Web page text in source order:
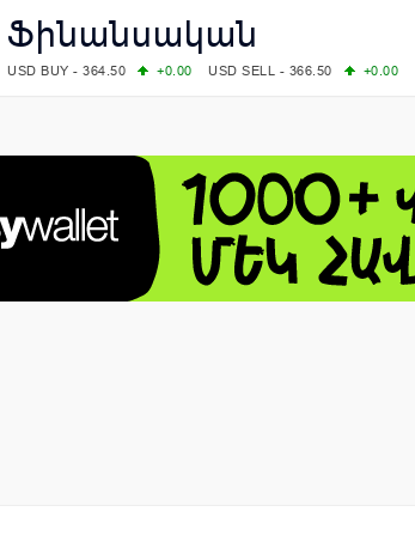
Ֆինանսական
USD BUY - 364.50 +0.00 USD SELL - 366.50
+0.00
COMEX: PLATINUM - 1749.90
LME: ALUMINIUM - 3184.00
-0.27 COPPER - 13791.00
LME: NICKEL - 17249.00
+0.09 TIN - 55268.00
+2.50
LME: LEAD - 1877.50
-1.00 ZINC - 3643.00
+1.43
FOREX: USD/JPY - 158.37
+0.44 EUR/GBP - 1.1521
FOREX: EUR/USD - 1.1521
-0.23 GBP/USD - 1.3448